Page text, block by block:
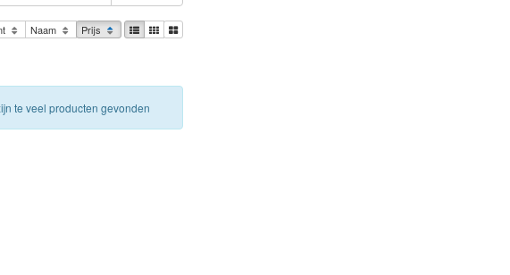
Naam Prijs
te veel producten gevonden